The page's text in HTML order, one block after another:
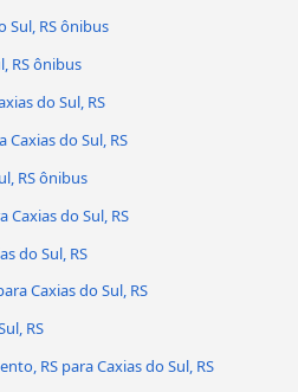
Sul, RS ônibus
RS ônibus
do Sul, RS
do Sul, RS
RS ônibus
Caxias do Sul, RS
do Sul, RS
Caxias do Sul, RS
RS
RS para Caxias do Sul, RS